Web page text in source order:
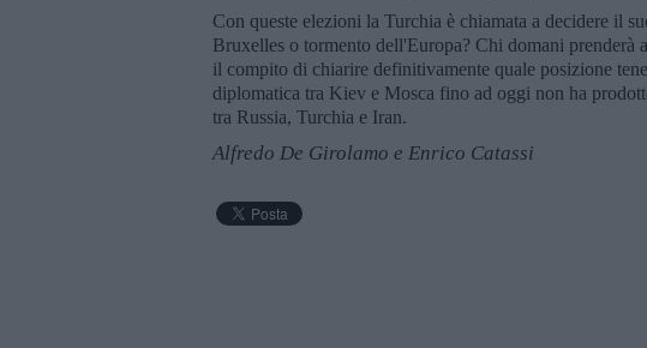
Con queste elezioni la Turchia è chiamata a decidere il
Bruxelles o tormento dell'Europa? Chi domani prenderà
il compito di chiarire definitivamente quale posizione
diplomatica tra Kiev e Mosca fino ad oggi non ha
tra Russia, Turchia e Iran.
Alfredo De Girolamo e Enrico Catassi